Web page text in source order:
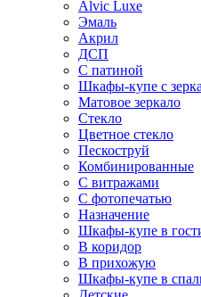
Alvic Luxe
Эмаль
Акрил
ДСП
С патиной
Шкафы-купе с
Матовое зеркало
Стекло
Цветное стекло
Пескоструй
Комбинированные
С витражами
С фотопечатью
Назначение
Шкафы-купе в
В коридор
В прихожую
Шкафы-купе в